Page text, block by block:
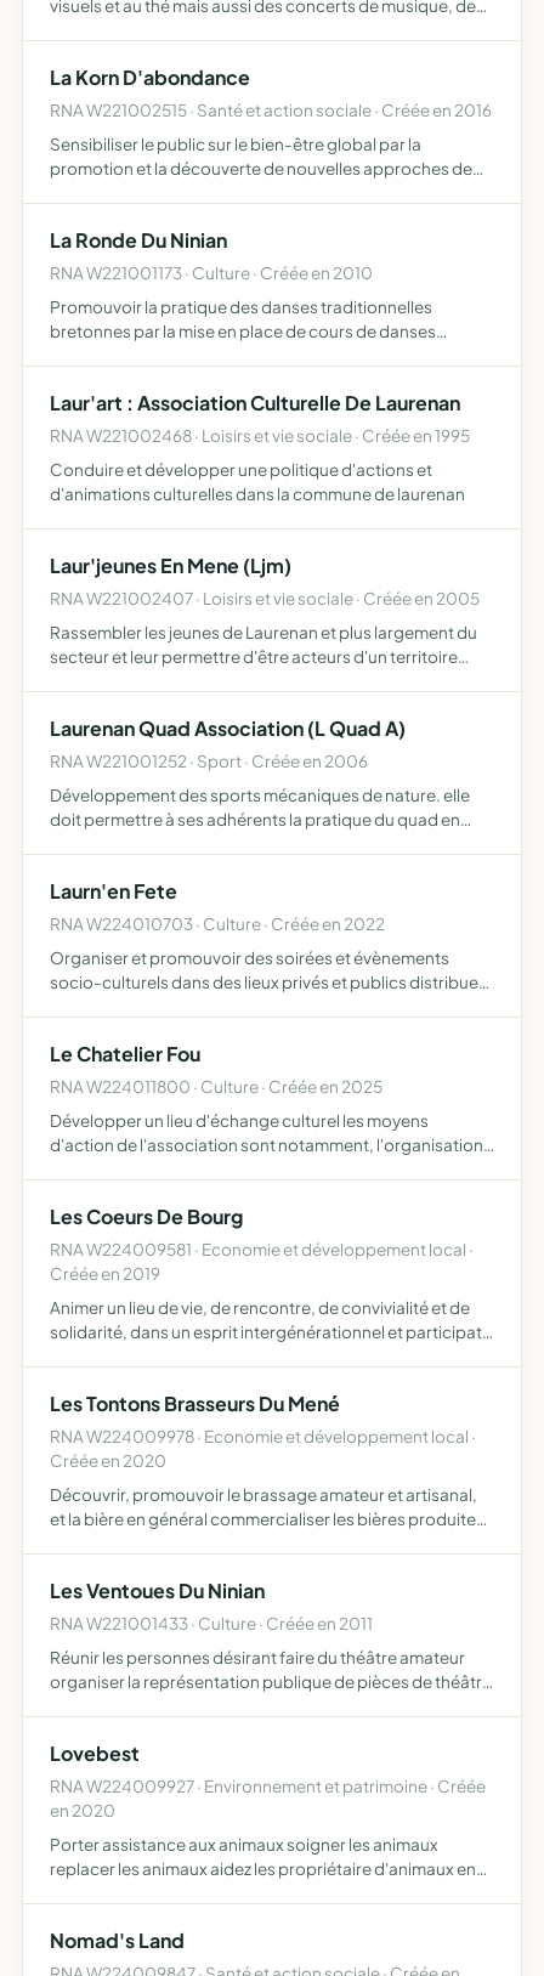
visuels et au thé mais aussi des concerts de musique, des
La Korn D'abondance
RNA W221002515 · Santé et action sociale · Créée en 2016
Sensibiliser le public sur le bien-être global par la
promotion et la découverte de nouvelles approches de
approfond…
La Ronde Du Ninian
RNA W221001173 · Culture · Créée en 2010
Promouvoir la pratique des danses traditionnelles
bretonnes par la mise en place de cours de danses
l'objet social o…
Laur'art : Association Culturelle De Laurenan
RNA W221002468 · Loisirs et vie sociale · Créée en 1995
Conduire et développer une politique d'actions et
d'animations culturelles dans la commune de laurenan
Laur'jeunes En Mene (Ljm)
RNA W221002407 · Loisirs et vie sociale · Créée en 2005
Rassembler les jeunes de Laurenan et plus largement du
secteur et leur permettre d'être acteurs d'un territoire
Laurenan Quad Association (L Quad A)
RNA W221001252 · Sport · Créée en 2006
Développement des sports mécaniques de nature. elle
doit permettre à ses adhérents la pratique du quad en
Laurn'en Fete
RNA W224010703 · Culture · Créée en 2022
Organiser et promouvoir des soirées et évènements
socio-culturels dans des lieux privés et publics distribuer
Le Chatelier Fou
RNA W224011800 · Culture · Créée en 2025
Développer un lieu d'échange culturel les moyens
d'action de l'association sont notamment, l'organisation
thème, …
Les Coeurs De Bourg
RNA W224009581 · Economie et développement local ·
Créée en 2019
Animer un lieu de vie, de rencontre, de convivialité et de
solidarité, dans un esprit intergénérationnel et participatif
Les Tontons Brasseurs Du Mené
RNA W224009978 · Economie et développement local ·
Créée en 2020
Découvrir, promouvoir le brassage amateur et artisanal,
et la bière en général commercialiser les bières produites
Les Ventoues Du Ninian
RNA W221001433 · Culture · Créée en 2011
Réunir les personnes désirant faire du théâtre amateur
organiser la représentation publique de pièces de théâtre
humori…
Lovebest
RNA W224009927 · Environnement et patrimoine · Créée
en 2020
Porter assistance aux animaux soigner les animaux
replacer les animaux aidez les propriétaire d'animaux en
Nomad's Land